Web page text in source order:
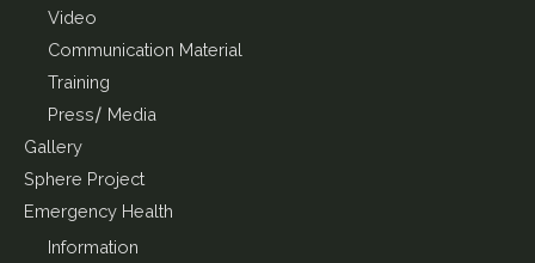
Video
Communication Material
Training
Press/ Media
Gallery
Sphere Project
Emergency Health
Information